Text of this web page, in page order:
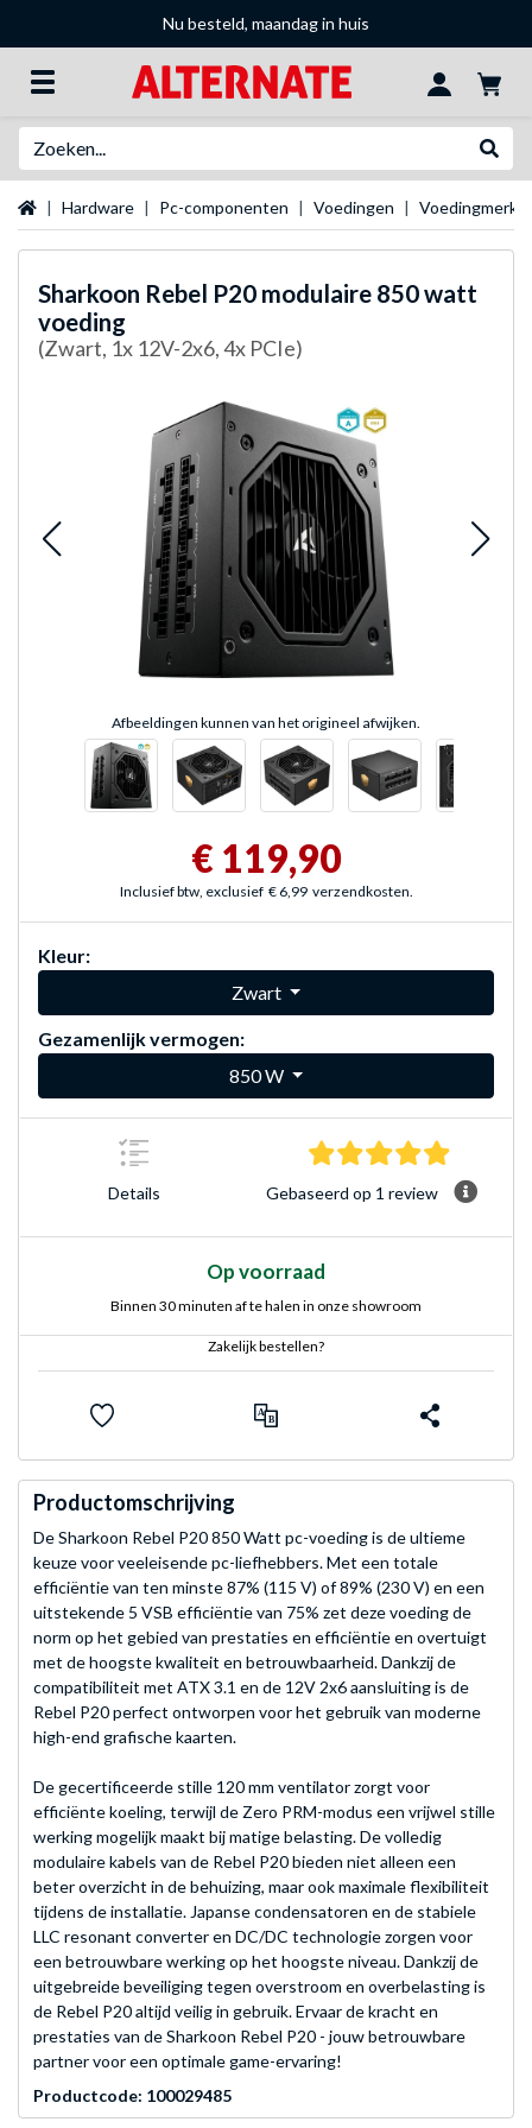
Nu besteld, maandag in huis
Startpagina
Hardware Pc-componenten Voedingen
Sharkoon Rebel P20 modulaire 850 watt
voeding
(Zwart, 1x 12V-2x6, 4x PCIe)
Afbeeldingen kunnen van het origineel afwijken.
€ 119,90
Inclusief btw, exclusief € 6,99 verzendkosten.
Kleur:
Zwart
Gezamenlijk vermogen:
850 W
Details Gebaseerd op 1 review
Op voorraad
Binnen 30 minuten af te halen in onze showroom
Zakelijk bestellen?
Productomschrijving
De Sharkoon Rebel P20 850 Watt pc-voeding is de ultieme
keuze voor veeleisende pc-liefhebbers. Met een totale
efficiëntie van ten minste 87% (115 V) of 89% (230 V) en een
uitstekende 5 VSB efficiëntie van 75% zet deze voeding de
norm op het gebied van prestaties en efficiëntie en overtuigt
met de hoogste kwaliteit en betrouwbaarheid. Dankzij de
compatibiliteit met ATX 3.1 en de 12V 2x6 aansluiting is de
Rebel P20 perfect ontworpen voor het gebruik van moderne
high-end grafische kaarten.
De gecertificeerde stille 120 mm ventilator zorgt voor
efficiënte koeling, terwijl de Zero PRM-modus een vrijwel stille
werking mogelijk maakt bij matige belasting. De volledig
modulaire kabels van de Rebel P20 bieden niet alleen een
beter overzicht in de behuizing, maar ook maximale flexibiliteit
tijdens de installatie. Japanse condensatoren en de stabiele
LLC resonant converter en DC/DC technologie zorgen voor
een betrouwbare werking op het hoogste niveau. Dankzij de
uitgebreide beveiliging tegen overstroom en overbelasting is
de Rebel P20 altijd veilig in gebruik. Ervaar de kracht en
prestaties van de Sharkoon Rebel P20 - jouw betrouwbare
partner voor een optimale game-ervaring!
Productcode: 100029485